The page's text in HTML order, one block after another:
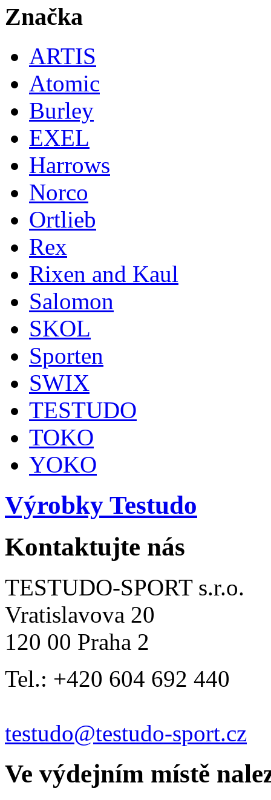
Značka
ARTIS
Atomic
Burley
EXEL
Harrows
Norco
Ortlieb
Rex
Rixen and Kaul
Salomon
SKOL
Sporten
SWIX
TESTUDO
TOKO
YOKO
Výrobky Testudo
Kontaktujte nás
TESTUDO-SPORT s.r.o.
Vratislavova 20
120 00 Praha 2
Tel.: +420 604 692 440
testudo@testudo-sport.cz
Ve výdejním místě